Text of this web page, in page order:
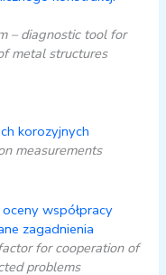
– diagnostic tool for
metal structures
korozyjnych
measurements
współpracy
zagadnienia
for cooperation of
problems